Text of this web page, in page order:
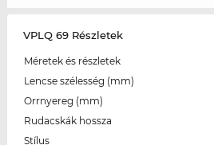
VPLQ 69 Részletek
Méretek és részletek
Lencse szélesség (mm)
Orrnyereg (mm)
Rudacskák hossza
Stílus